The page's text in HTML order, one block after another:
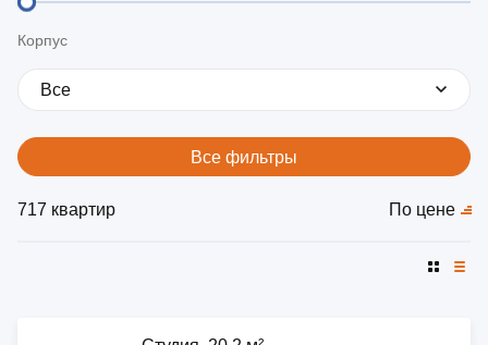
Корпус
Все
Все фильтры
717 квартир По цене